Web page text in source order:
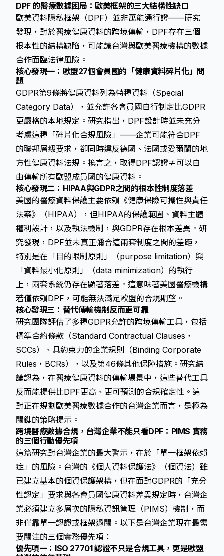
DPF 的醫療數據困局：歐美框架的三大結構性缺口
歐美資料隱私框架（DPF）並非萬能通行證——研究
發現，對於醫療健康資料的跨境傳輸，DPF存在三個
根本性的結構缺陷，可能讓台灣與歐美醫療機構的數據
合作面臨法律風險。
核心發現一：歐盟27個會員國的「健康資料碎片化」問
題
GDPR第9條將健康資料列為特種資料（Special
Category Data），並允許各會員國自行制定比GDPR
更嚴格的本地規定。研究指出，DPF設計時並未充分
考慮這種「碎片化合規風險」——企業可能符合DPF
的聯邦層級要求，卻同時違反德國、法國或愛爾蘭的地
方性健康資料法規。換言之，取得DPF認證≠可以自
由傳輸所有歐盟成員國的健康資料。
核心發現二：HIPAA與GDPR之間的根本性制度落差
美國的醫療資料保護主要依賴《健康保險可攜性與責任
法案》（HIPAA），但HIPAA的保護範圍、資料主體
權利設計，以及執法機制，與GDPR存在根本差異。研
究發現，DPF並未真正彌合這兩套制度之間的差距，
特別是在「目的限制原則」（purpose limitation）與
「資料最小化原則」（data minimization）的執行
上，兩套系統仍存在顯著落差。這意味著美國醫療機構
若僅依賴DPF，可能無法滿足歐盟的合規期望。
核心發現三：替代傳輸機制反而更可靠
研究團隊評估了多種GDPR允許的跨境傳輸工具，包括
標準合約條款（Standard Contractual Clauses，
SCCs）、具約束力的企業規則（Binding Corporate
Rules，BCRs），以及第46條其他保障措施。研究結
論認為，在醫療健康資料的傳輸場景中，這些替代工具
反而能提供比DPF更高、更可預測的合規確定性。這
對正在規劃歐美醫療數據合作的台灣企業而言，是極為
關鍵的策略提示。
跨境醫療數據合規，台灣企業不能只看DPF：PIMS 實務
的三個行動優先項
這篇研究對台灣企業的最大警示，在於「單一框架依賴
症」的風險。台灣的《個人資料保護法》（個資法）雖
已建立基本的個資保護架構，但在面對GDPR的「充分
性認定」要求與各會員國健康資料差異規定時，台灣企
業必須建立多層次的隱私資訊管理（PIMS）機制，而
非僅靠單一認證或框架過關。以下是台灣企業現在最需
要關注的三個實務優先項：
優先項一：ISO 27701 認證不只是合規工具，更是歐盟